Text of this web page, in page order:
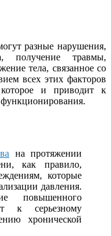
разные нарушения,
получение травмы,
тела, связанное со
всех этих факторов
и приводит к
на протяжении
как правило,
которые
давления.
повышенного
к серьезному
хронической